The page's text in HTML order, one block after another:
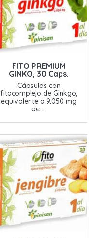
FITO PREMIUM
GINKO, 30 Caps.
Cápsulas con
fitocomplejo de Ginkgo,
equivalente a 9.050 mg
de ...